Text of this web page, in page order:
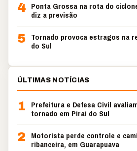
4 Ponta Grossa na rota do
diz a previsão
5 Tornado provoca estragos na
do Sul
ÚLTIMAS NOTÍCIAS
1
Prefeitura e Defesa Civil
tornado em Piraí do Sul
2
Motorista perde controle e
ribanceira, em Guarapuava